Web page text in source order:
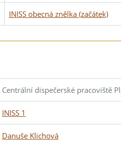
INISS obecná znělka (začátek)
Centrální dispečerské pracoviště
INISS 1
Danuše Klichová